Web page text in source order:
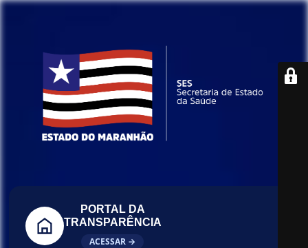
PORTAL DA
TRANSPARÊNCIA
ACESSAR →